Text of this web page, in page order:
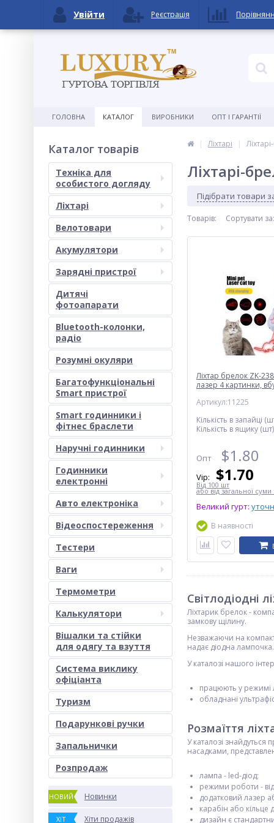
ГОЛОВНА КАТАЛОГ ВИРОБНИКИ ОПТ І ГАРАНТІЇ
Каталог товарів
Техніка для
особистого догляду
Ліхтарі
Велотовари
Акумулятори
Зарядні пристрої
Дитячі
фотоапарати
Bluetooth-колонки,
радіо
Розумні окуляри
Багатофункціональні
Smart пристрої
Smart годинники і
фітнес браслети
Наручні годинники
Годинники
електронні
Авто електроніка
Відеоспостереження
Тестери
Ваги
Термометри
Калькулятори
Вішалки та стійки
для одягу та взуття
Система виклику
офіціанта
Туризм
Подарункові ручки
Запальнички
Розпродаж
НОВИЙ Новинки
ХІТ Хіти продажів
Ліхтарі
Ліхтарі-
Підібрати товари
Товарів: Сортувати за:
Ліхтар брелок ZK-
лазер 4 картинки,
Артикул:11225
Кількість в запайці
Кількість в ящику
Опт $1.80
Vip: $1.70
Від 100 шт
або від загальної суми
Великий гурт:
В наявності
Світлодіодні
Ліхтарик брелок -
замкову щілину.
Незважаючи на
надає діодна
У каталозі нашого
працюють у режимі
обладнані
Розмаїття
У каталозі
насадками,
лампа - led-діод;
режими роботи -
додатковий лазер
карабін або
дизайн є
Увійти Реєстрація